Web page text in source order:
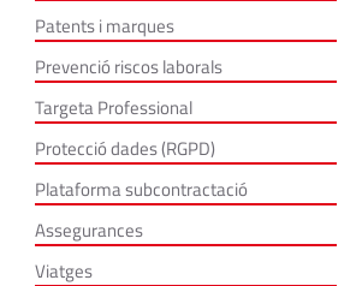
Patents i marques
Prevenció riscos laborals
Targeta Professional
Protecció dades (RGPD)
Plataforma subcontractació
Assegurances
Viatges